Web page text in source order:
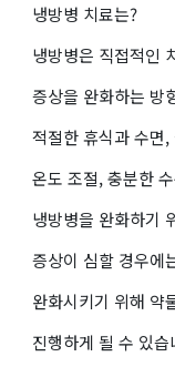
냉방병 치료는?
냉방병은 직접적인
증상을 완화하는 방
적절한 휴식과 수면
온도 조절, 충분한
냉방병을 완화하기
증상이 심할 경우에
완화시키기 위해 약
진행하게 될 수 있습